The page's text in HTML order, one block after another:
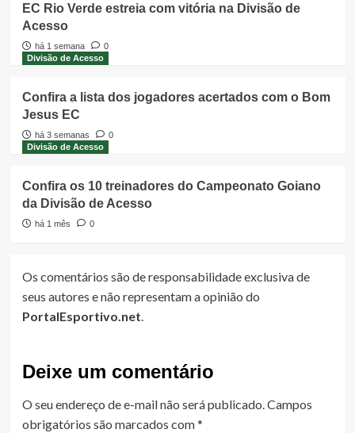
EC Rio Verde estreia com vitória na Divisão de
Acesso
há 1 semana
0
Divisão de Acesso
Confira a lista dos jogadores acertados com o Bom
Jesus EC
há 3 semanas
0
Divisão de Acesso
Confira os 10 treinadores do Campeonato Goiano
da Divisão de Acesso
há 1 mês 0
Os comentários são de responsabilidade exclusiva de
seus autores e não representam a opinião do
PortalEsportivo.net
Deixe um comentário
O seu endereço de e-mail não será publicado. Campos
obrigatórios são marcados com*